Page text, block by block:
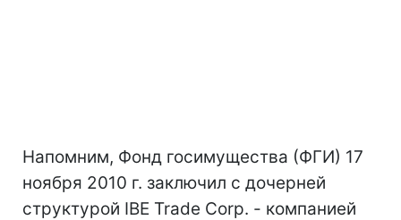
Напомним, Фонд госимущества (ФГИ) 17
ноября 2010 г. заключил с дочерней
структурой IBE Trade Corp. - компанией